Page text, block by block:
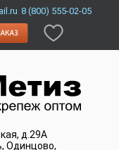
8 (800) 555-02-05
д.29А
Одинцово,